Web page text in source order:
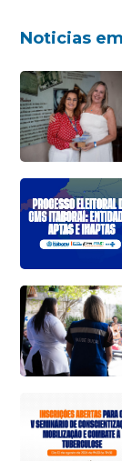
Noticias